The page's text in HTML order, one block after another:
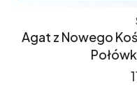
Agat z Nowego